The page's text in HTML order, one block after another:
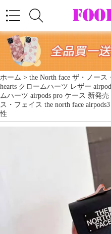
ホーム > the North face ザ・ノー
hearts クロームハーツ レザー
ムハーツ airpods pro ケース 新発
ス・フェイス the north face
性